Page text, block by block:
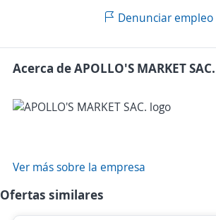
Denunciar empleo
Acerca de APOLLO'S MARKET SAC.
Ver más sobre la empresa
Ofertas similares